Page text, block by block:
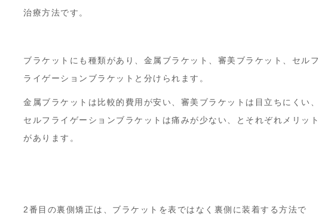
治療方法です。
ブラケットにも種類があり、金属ブラケット、審美ブラケット、セルフ
ライゲーションブラケットと分けられます。
金属ブラケットは比較的費用が安い、審美ブラケットは目立ちにくい、
セルフライゲーションブラケットは痛みが少ない、とそれぞれメリット
があります。
2番目の裏側矯正は、ブラケットを表ではなく裏側に装着する方法で